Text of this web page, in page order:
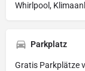
Whirlpool,
Parkplatz
Gratis Parkplätze